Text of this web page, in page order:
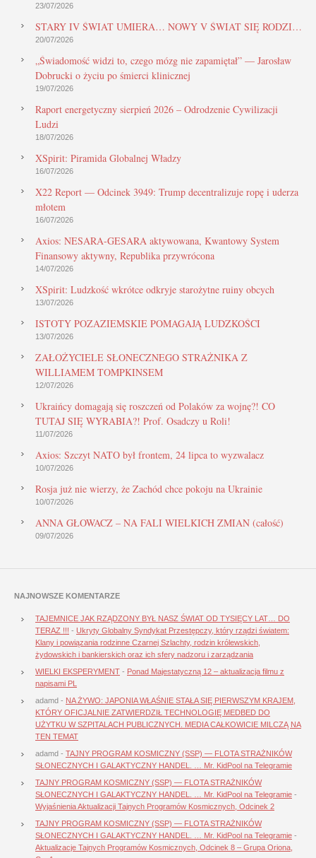
23/07/2026
STARY IV ŚWIAT UMIERA… NOWY V ŚWIAT SIĘ RODZI…
20/07/2026
„Świadomość widzi to, czego mózg nie zapamiętał” — Jarosław
Dobrucki o życiu po śmierci klinicznej
19/07/2026
Raport energetyczny sierpień 2026 – Odrodzenie Cywilizacji
Ludzi
18/07/2026
XSpirit: Piramida Globalnej Władzy
16/07/2026
X22 Report — Odcinek 3949: Trump decentralizuje ropę i uderza
młotem
16/07/2026
Axios: NESARA-GESARA aktywowana, Kwantowy System
Finansowy aktywny, Republika przywrócona
14/07/2026
XSpirit: Ludzkość wkrótce odkryje starożytne ruiny obcych
13/07/2026
ISTOTY POZAZIEMSKIE POMAGAJĄ LUDZKOŚCI
13/07/2026
ZAŁOŻYCIELE SŁONECZNEGO STRAŻNIKA Z
WILLIAMEM TOMPKINSEM
12/07/2026
Ukraińcy domagają się roszczeń od Polaków za wojnę?! CO
TUTAJ SIĘ WYRABIA?! Prof. Osadczy u Roli!
11/07/2026
Axios: Szczyt NATO był frontem, 24 lipca to wyzwalacz
10/07/2026
Rosja już nie wierzy, że Zachód chce pokoju na Ukrainie
10/07/2026
ANNA GŁOWACZ – NA FALI WIELKICH ZMIAN (całość)
09/07/2026
NAJNOWSZE KOMENTARZE
TAJEMNICE JAK RZĄDZONY BYŁ NASZ ŚWIAT OD TYSIĘCY LAT… DO
TERAZ !!! - Ukryty Globalny Syndykat Przestępczy, który rządzi światem:
Klany i powiązania rodzinne Czarnej Szlachty, rodzin królewskich,
żydowskich i bankierskich oraz ich sfery nadzoru i zarządzania
WIELKI EKSPERYMENT - Ponad Majestatyczną 12 – aktualizacja filmu z
napisami PL
adamd - NA ŻYWO: JAPONIA WŁAŚNIE STAŁA SIĘ PIERWSZYM KRAJEM,
KTÓRY OFICJALNIE ZATWIERDZIŁ TECHNOLOGIĘ MEDBED DO
UŻYTKU W SZPITALACH PUBLICZNYCH. MEDIA CAŁKOWICIE MILCZĄ NA
TEN TEMAT
adamd - TAJNY PROGRAM KOSMICZNY (SSP) — FLOTA STRAŻNIKÓW
SŁONECZNYCH I GALAKTYCZNY HANDEL. … Mr. KidPool na Telegramie
TAJNY PROGRAM KOSMICZNY (SSP) — FLOTA STRAŻNIKÓW
SŁONECZNYCH I GALAKTYCZNY HANDEL. … Mr. KidPool na Telegramie -
Wyjaśnienia Aktualizacji Tajnych Programów Kosmicznych, Odcinek 2
TAJNY PROGRAM KOSMICZNY (SSP) — FLOTA STRAŻNIKÓW
SŁONECZNYCH I GALAKTYCZNY HANDEL. … Mr. KidPool na Telegramie -
Aktualizacje Tajnych Programów Kosmicznych, Odcinek 8 – Grupa Oriona,